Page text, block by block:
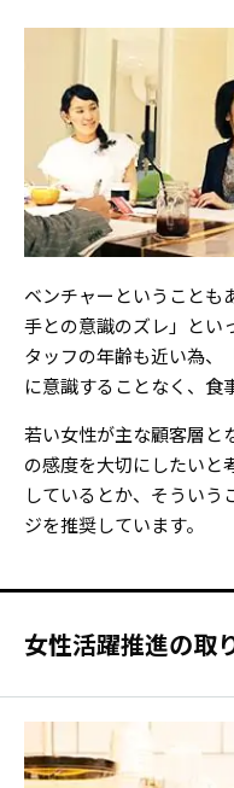
ベンチャーということも
手との意識のズレ」とい
タッフの年齢も近い為、
に意識することなく、食
若い女性が主な顧客層と
の感度を大切にしたいと
しているとか、そういう
ジを推奨しています。
女性活躍推進の取